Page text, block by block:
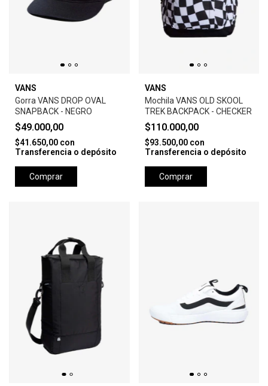
VANS
Gorra VANS DROP OVAL
SNAPBACK - NEGRO
$49.000,00
$41.650,00 con
Transferencia o depósito
Comprar
VANS
Mochila VANS OLD SKOOL
TREK BACKPACK - CHECKER
$110.000,00
$93.500,00 con
Transferencia o depósito
Comprar